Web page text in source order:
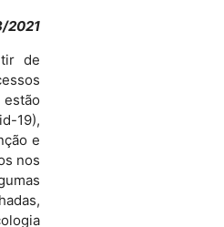
2021
de
19),
e
nos